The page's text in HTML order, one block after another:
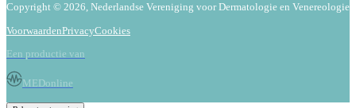
Copyright © 2026, Nederlandse Vereniging voor Dermatologie en Venereologie
VoorwaardenPrivacyCookies
Een productie van
MEDonline